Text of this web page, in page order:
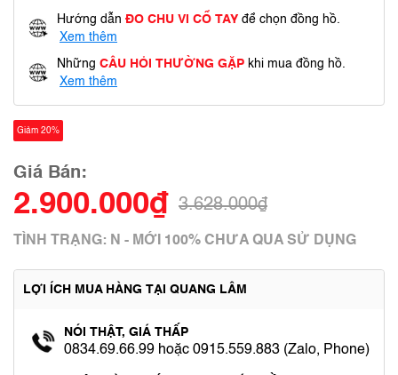
Hướng dẫn ĐO CHU VI CỔ TAY để chọn đồng hồ.
Xem thêm
Những CÂU HỎI THƯỜNG GẶP khi mua đồng hồ.
Xem thêm
Giảm 20%
Giá Bán:
2.900.000₫ 3.628.000₫
TÌNH TRẠNG: N - MỚI 100% CHƯA QUA SỬ DỤNG
LỢI ÍCH MUA HÀNG TẠI QUANG LÂM
NÓI THẬT, GIÁ THẤP
0834.69.66.99 hoặc 0915.559.883 (Zalo, Phone)